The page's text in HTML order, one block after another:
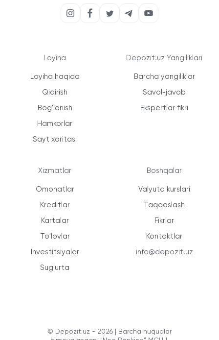
Loyiha
Loyiha haqida
Qidirish
Bog'lanish
Hamkorlar
Sayt xaritasi
Xizmatlar
Omonatlar
Kreditlar
Kartalar
To'lovlar
Investitsiyalar
Sug'urta
Depozit.uz Yangiliklari
Barcha yangiliklar
Savol-javob
Ekspertlar fikri
Boshqalar
Valyuta kurslari
Taqqoslash
Fikrlar
Kontaktlar
info@depozit.uz
© Depozit.uz - 2026 | Barcha huquqlar